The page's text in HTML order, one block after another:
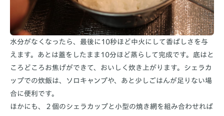
水分がなくなったら、最後に10秒ほど中火にして香ばしさを与
えます。あとは蓋をしたまま10分ほど蒸らして完成です。底はと
ころどころお焦げができて、おいしく炊き上がります。シェラカ
ップでの炊飯は、ソロキャンプや、あと少しごはんが足りない場
合に便利です。
ほかにも、２個のシェラカップと小型の焼き網を組み合わせれば